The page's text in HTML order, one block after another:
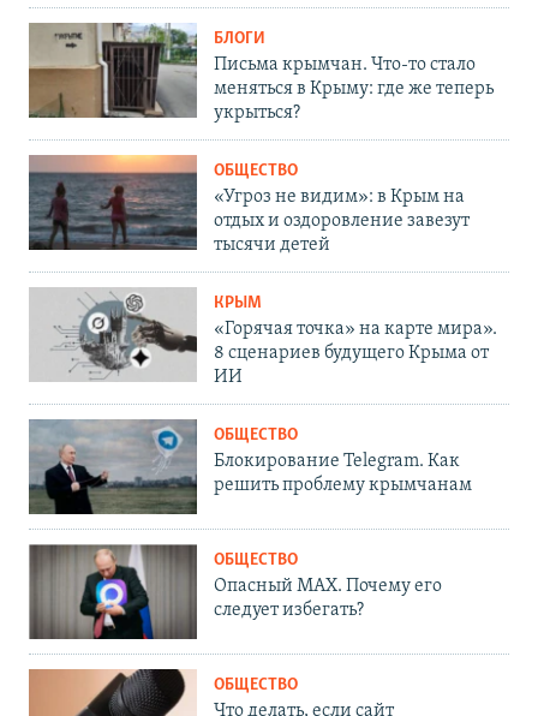
БЛОГИ
Письма крымчан. Что-то стало
меняться в Крыму: где же теперь
укрыться?
ОБЩЕСТВО
«Угроз не видим»: в Крым на
отдых и оздоровление завезут
тысячи детей
КРЫМ
«Горячая точка» на карте мира».
8 сценариев будущего Крыма от
ИИ
ОБЩЕСТВО
Блокирование Telegram. Как
решить проблему крымчанам
ОБЩЕСТВО
Опасный MAX. Почему его
следует избегать?
ОБЩЕСТВО
Что делать, если сайт